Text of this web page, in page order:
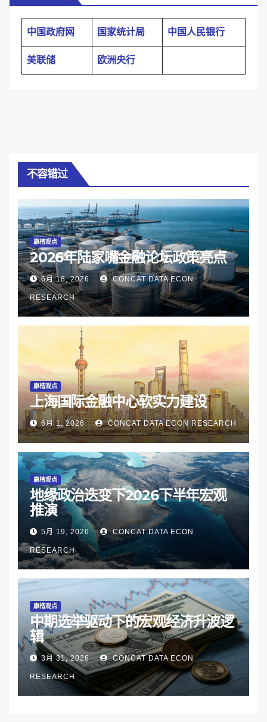
中国政府网 国家统计局 中国人民银行
美联储 欧洲央行
不容错过
康楷观点
2026年陆家嘴金融论坛政策亮点
6月 18, 2026 CONCAT DATA ECON
RESEARCH
康楷观点
上海国际金融中心软实力建设
6月 1, 2026 CONCAT DATA ECON RESEARCH
康楷观点
地缘政治迭变下2026下半年宏观
推演
5月 19, 2026 CONCAT DATA ECON
RESEARCH
康楷观点
中期选举驱动下的宏观经济升波逻
辑
3月 31, 2026 CONCAT DATA ECON
RESEARCH